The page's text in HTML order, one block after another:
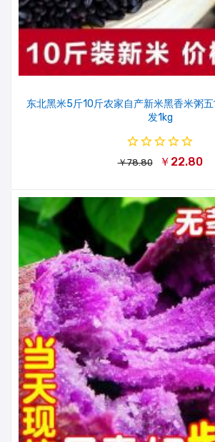
东北黑米5斤10斤农家自产新米黑香米粥
发1kg
￥78.80 ￥22.80